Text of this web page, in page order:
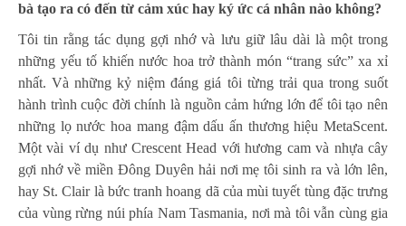
bà tạo ra có đến từ cảm xúc hay ký ức cá nhân nào không?
Tôi tin rằng tác dụng gợi nhớ và lưu giữ lâu dài là một trong
những yếu tố khiến nước hoa trở thành món “trang sức” xa xỉ
nhất. Và những kỷ niệm đáng giá tôi từng trải qua trong suốt
hành trình cuộc đời chính là nguồn cảm hứng lớn để tôi tạo nên
những lọ nước hoa mang đậm dấu ấn thương hiệu MetaScent.
Một vài ví dụ như Crescent Head với hương cam và nhựa cây
gợi nhớ về miền Đông Duyên hải nơi mẹ tôi sinh ra và lớn lên,
hay St. Clair là bức tranh hoang dã của mùi tuyết tùng đặc trưng
của vùng rừng núi phía Nam Tasmania, nơi mà tôi vẫn cùng gia